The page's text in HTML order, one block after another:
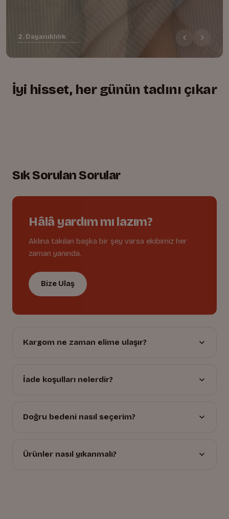
2. Dayanıklılık
İyi hisset, her günün tadını çıkar
+
Sık Sorulan Sorular
Hâlâ yardım mı lazım?
Aklına takılan başka bir şey varsa ekibimiz her
zaman yanında.
Bize Ulaş
Kargom ne zaman elime ulaşır?
İade koşulları nelerdir?
Doğru bedeni nasıl seçerim?
Ürünler nasıl yıkanmalı?